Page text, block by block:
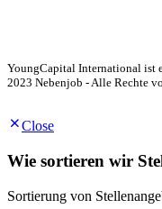
YoungCapital International ist
2023 Nebenjob - Alle Rechte
Close
Wie sortieren wir
Sortierung von